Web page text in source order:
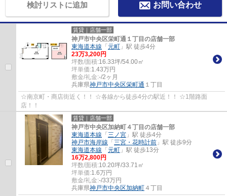
検討リストに追加 お問い合わせ
賃貸｜店舗一部
神戸市中央区栄町通１丁目の店舗一部
東海道本線 「 元町 」駅 徒歩4分
23万3,200円
坪数/面積:16.33坪/54.00㎡
坪単価:1.43万円
敷金/礼金:-/2ヶ月
兵庫県神戸市中央区栄町通 １丁目
☆南京町・商店街近く！！ ☆各線から徒歩4分の駅近！！ ☆1階路面
店！！
賃貸｜店舗一部
神戸市中央区加納町４丁目の店舗一部
東海道本線 「 三ノ宮 」駅 徒歩4分
神戸市海岸線 「 三宮・花時計前 」駅 徒歩9分
東海道本線 「 元町 」駅 徒歩13分
16万2,800円
坪数/面積:10.20坪/33.71㎡
坪単価:1.6万円
敷金/礼金:-/33万円
兵庫県神戸市中央区加納町 ４丁目